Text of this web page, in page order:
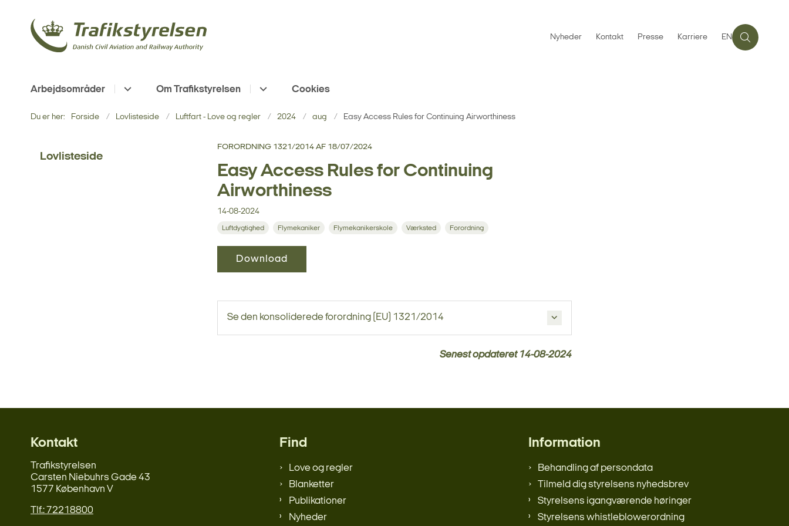
Nyheder Kontakt Presse Karriere EN
Arbejdsområder Om Trafikstyrelsen Cookies
Du er her: Forside Lovlisteside Luftfart - Love og regler 2024 aug Easy Access Rules for Continuing Airworthiness
Lovlisteside
FORORDNING 1321/2014 AF 18/07/2024
Easy Access Rules for Continuing
Airworthiness
14-08-2024
Luftdygtighed Flymekaniker Flymekanikerskole Værksted Forordning
Download
Se den konsoliderede forordning (EU) 1321/2014
Senest opdateret 14-08-2024
Kontakt
Trafikstyrelsen
Carsten Niebuhrs Gade 43
1577 København V
Tlf.: 72218800
Find
Love og regler
Blanketter
Publikationer
Nyheder
Information
Behandling af persondata
Tilmeld dig styrelsens nyhedsbrev
Styrelsens igangværende høringer
Styrelsens whistleblowerordning